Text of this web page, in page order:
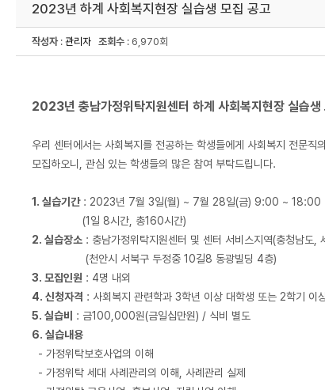
2023년 하계 사회복지현장 실습생 모집 공고
작성자: 관리자 조회수 : 6,970회
2023년 충남가정위탁지원센터 하계 사회복지현장 실습생
우리 센터에서는 사회복지를 전공하는 학생들에게 사회복지 전문
모집하오니, 관심 있는 학생들의 많은 참여 부탁드립니다.
1. 실습기간: 2023년 7월 3일(월) ~ 7월 28일(금) 9:00 ~ 18:00
(1일 8시간, 총160시간)
2. 실습장소 : 충남가정위탁지원센터 및 센터 서비스지역(충청남도,
(천안시 서북구 두정중 10길8 동광빌딩 4층)
3. 모집인원 : 4명 내외
4. 신청자격 : 사회복지 관련학과 3학년 이상 대학생 또는 2학기 이
5. 실습비
: 금100,000원(금일십만원) / 식비 별도
6. 실습내용
- 가정위탁보호사업의 이해
- 가정위탁 세대 사례관리의 이해, 사례관리 실제